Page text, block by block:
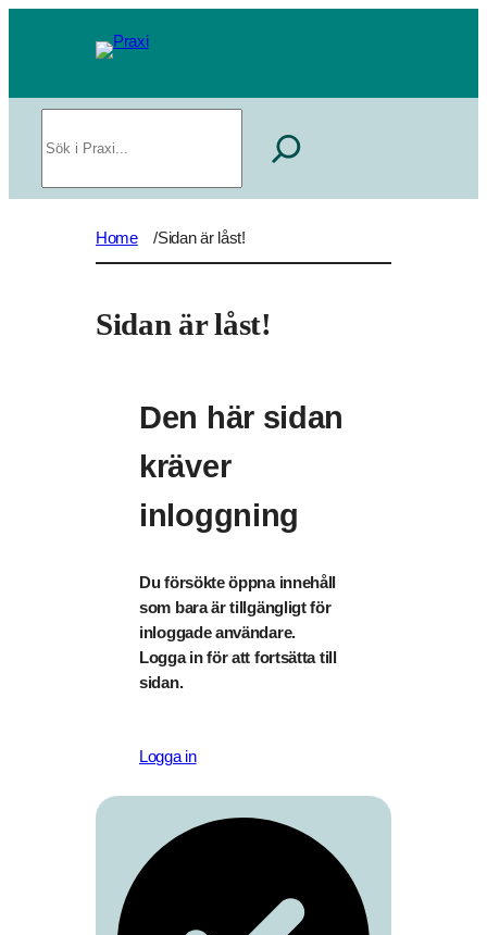
Home /Sidan är låst!
Sidan är låst!
Den här sidan
kräver
inloggning
Du försökte öppna innehåll
som bara är tillgängligt för
inloggade användare.
Logga in för att fortsätta till
sidan.
Logga in